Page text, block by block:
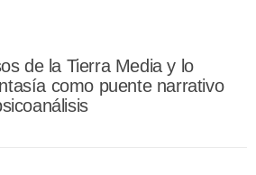
de la Tierra Media y lo
como puente narrativo